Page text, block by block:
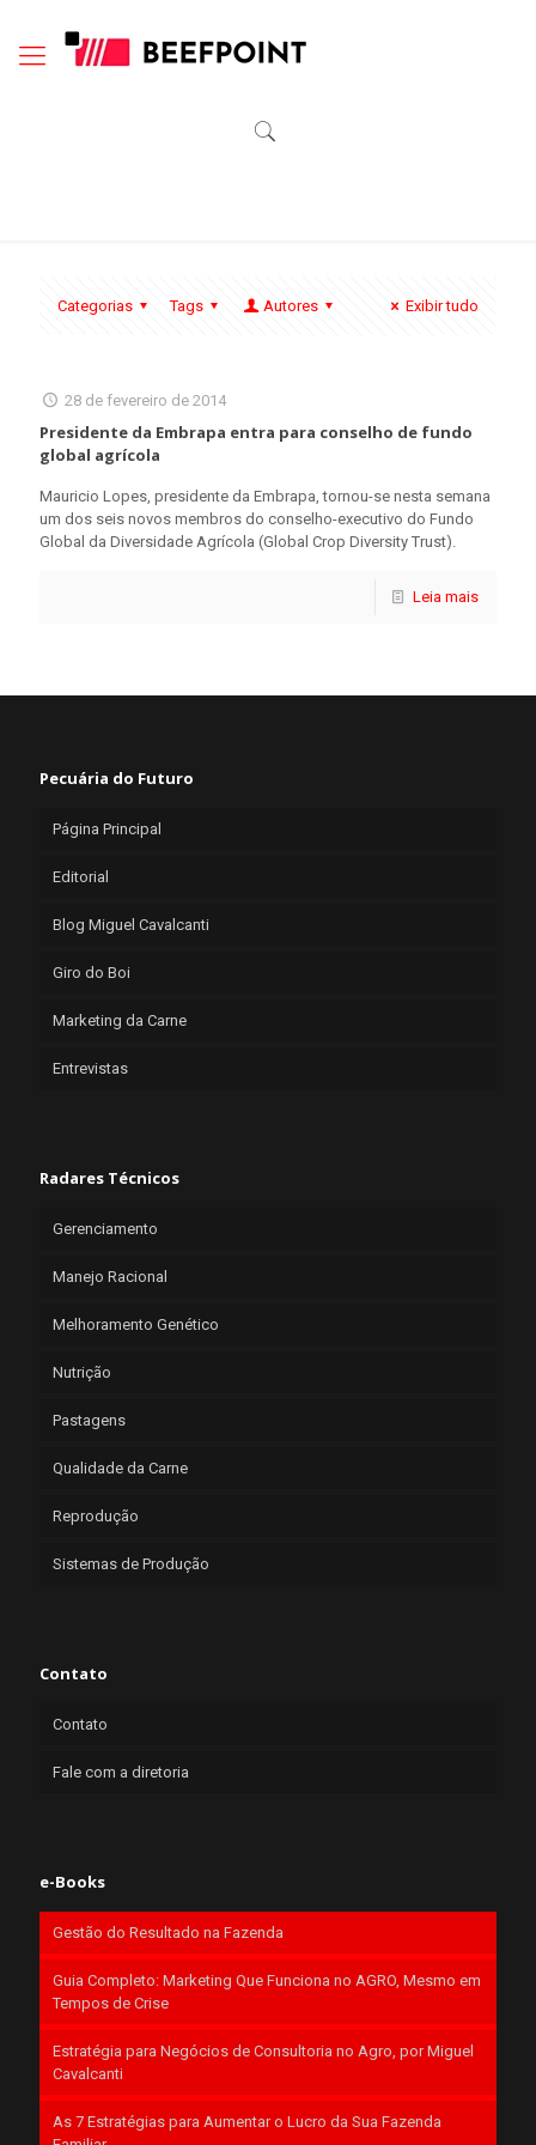
Categorias Tags Autores Exibir tudo
28 de fevereiro de 2014
Presidente da Embrapa entra para conselho de fundo
global agrícola
Mauricio Lopes, presidente da Embrapa, tornou-se nesta semana
um dos seis novos membros do conselho-executivo do Fundo
Global da Diversidade Agrícola (Global Crop Diversity Trust).
Leia mais
Pecuária do Futuro
Página Principal
Editorial
Blog Miguel Cavalcanti
Giro do Boi
Marketing da Carne
Entrevistas
Radares Técnicos
Gerenciamento
Manejo Racional
Melhoramento Genético
Nutrição
Pastagens
Qualidade da Carne
Reprodução
Sistemas de Produção
Contato
Contato
Fale com a diretoria
e-Books
Gestão do Resultado na Fazenda
Guia Completo: Marketing Que Funciona no AGRO, Mesmo em
Tempos de Crise
Estratégia para Negócios de Consultoria no Agro, por Miguel
Cavalcanti
As 7 Estratégias para Aumentar o Lucro da Sua Fazenda